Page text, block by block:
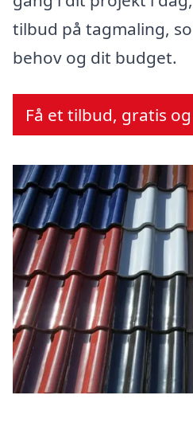
tilbud på tagmaling,
behov og dit budget.
Få et tilbud, gratis